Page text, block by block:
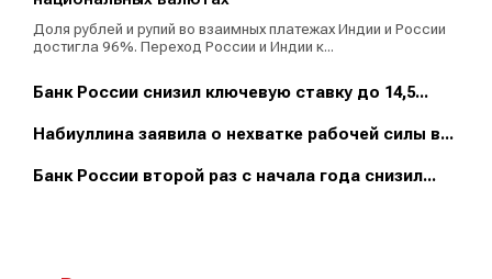
Доля рублей и рупий во взаимных платежах Индии и России
достигла 96%. Переход России и Индии к...
Банк России снизил ключевую ставку до 14,5...
Набиуллина заявила о нехватке рабочей силы в...
Банк России второй раз с начала года снизил...